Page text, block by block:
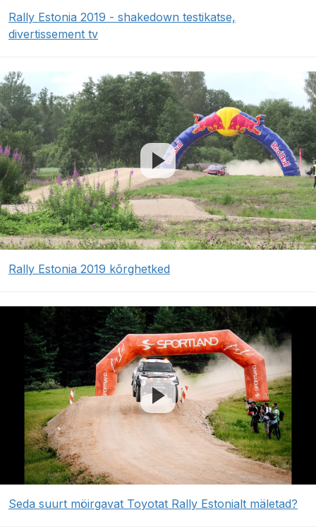
Rally Estonia 2019 - shakedown testikatse,
divertissement tv
Rally Estonia 2019 kõrghetked
Seda suurt möirgavat Toyotat Rally Estonialt mäletad?